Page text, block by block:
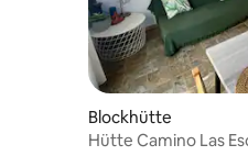
Blockhütte
Hütte Camino Las